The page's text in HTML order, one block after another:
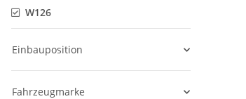
W126
Einbauposition
Fahrzeugmarke